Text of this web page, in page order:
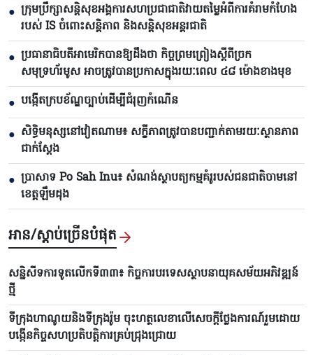
● ក្រុមប្រឹក្សាសន្តិសុខអង្គការសហប្រជាជាតិវាយតម្លៃអំពីការគំរាមកំហែង
របស់ IS ចំពោះសន្តិភាព និងសន្តិសុខអន្តរជាតិ
● ប្រធានាធិបតីអាមេរិកបាន​ឱ្យដឹងថា កិច្ចព្រមព្រៀងស្តីពីច្រក
សមុទ្រហ័រមូស អាចត្រូវបានប្រកាសក្នុងរយៈពេល ៤៨ ម៉ោងខាងមុខ
● បង្កើតក្របខ័ណ្ឌច្បាប់ដើម្បីជំរុញកំណើន
● សិទ្ធិមនុស្សនៅវៀតណាម៖ សក្ខីភាពត្រូវបានបញ្ជាក់តាមរយៈស្ថានភាព
ជាក់ស្តែង
● ប្រាសាទ Po Sah Inu៖ សំណង់ស្ថាបត្យកម្មគំរូរបស់ជនជាតិចាមនៅ
ខេត្តឡឹមដុង
អាន/ស្តាប់ច្រើនបំផុត
សន្និសីទការទូតលើកទី៣៣៖ កិច្ចការបរទេសស្ថាបនាយុគសម័យអភិវឌ្ឍន៍
ថ្មី
ទីក្រុងហាណូយនិងទីក្រុងរ៉ូម ចុះហត្ថលេខាលើសេចក្តីថ្លែងការណ៍រួមដោយ
បង្កើនកិច្ចសហប្រតិបត្តិការគ្រប់ជ្រុងជ្រោយ